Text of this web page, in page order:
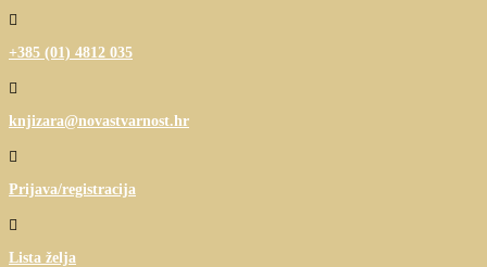

+385 (01) 4812 035

knjizara@novastvarnost.hr

Prijava/registracija

Lista želja